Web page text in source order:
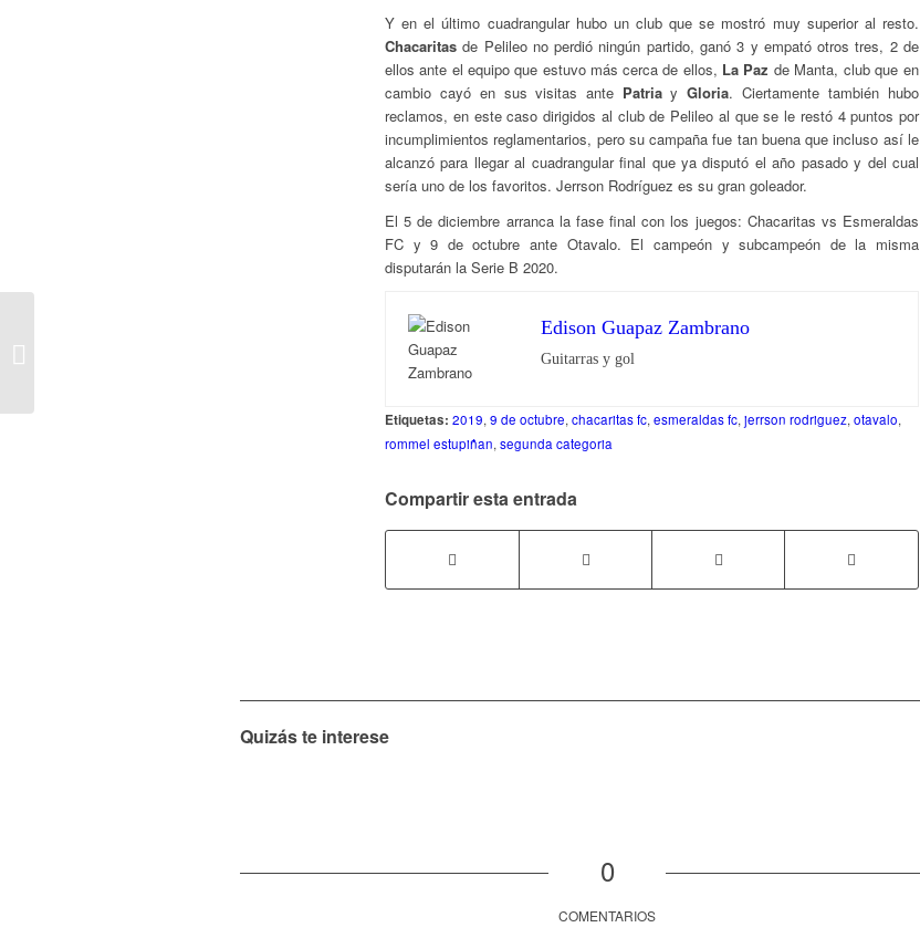
Y en el último cuadrangular hubo un club que se mostró muy superior al resto.
Chacaritas de Pelileo no perdió ningún partido, ganó 3 y empató otros tres, 2 de
ellos ante el equipo que estuvo más cerca de ellos, La Paz de Manta, club que en
cambio cayó en sus visitas ante Patria y Gloria. Ciertamente también hubo
reclamos, en este caso dirigidos al club de Pelileo al que se le restó 4 puntos por
incumplimientos reglamentarios, pero su campaña fue tan buena que incluso así le
alcanzó para llegar al cuadrangular final que ya disputó el año pasado y del cual
sería uno de los favoritos. Jerrson Rodríguez es su gran goleador.
El 5 de diciembre arranca la fase final con los juegos: Chacaritas vs Esmeraldas
FC y 9 de octubre ante Otavalo. El campeón y subcampeón de la misma
disputarán la Serie B 2020.
Edison Guapaz Zambrano
Guitarras y gol
Etiquetas: 2019,9 de octubre,chacaritas fc,esmeraldas fc,jerrson rodriguez,otavalo,
rommel estupiñan,segunda categoria
Compartir esta entrada
Quizás te interese
0
COMENTARIOS